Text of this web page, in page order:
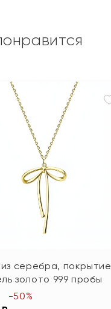
серебра, покрытие
золото 999 пробы
-50%